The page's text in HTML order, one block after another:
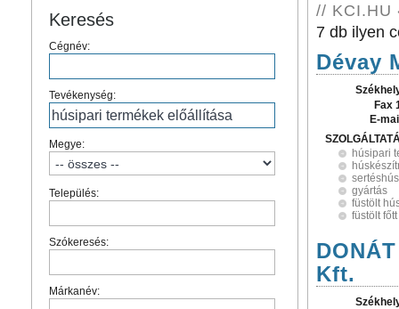
Keresés
Cégnév:
Tevékenység:
Megye:
Település:
Szókeresés:
Márkanév:
// KCI.HU
7 db ilyen
Dévay
Fax
E-
húsipari
sertéshús
gyártás
füstölt
füstölt
Kft.